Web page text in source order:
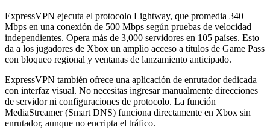
ExpressVPN ejecuta el protocolo Lightway, que promedia 340
Mbps en una conexión de 500 Mbps según pruebas de velocidad
independientes. Opera más de 3,000 servidores en 105 países. Esto
da a los jugadores de Xbox un amplio acceso a títulos de Game Pass
con bloqueo regional y ventanas de lanzamiento anticipado.
ExpressVPN también ofrece una aplicación de enrutador dedicada
con interfaz visual. No necesitas ingresar manualmente direcciones
de servidor ni configuraciones de protocolo. La función
MediaStreamer (Smart DNS) funciona directamente en Xbox sin
enrutador, aunque no encripta el tráfico.